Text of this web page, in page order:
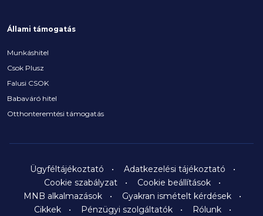
Állami támogatás
Munkáshitel
Csok Plusz
Falusi CSOK
Babaváró hitel
Otthonteremtési támogatás
Ügyféltájékoztató
Adatkezelési tájékoztató
Cookie szabályzat
Cookie beállítások
MNB alkalmazások
Gyakran ismételt kérdések
Cikkek
Pénzügyi szolgáltatók Rólunk